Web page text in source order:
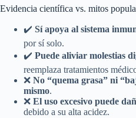
Evidencia científica vs. mitos
✔️ Sí apoya al sistema
por sí solo.
✔️ Puede aliviar molestias
reemplaza tratamientos
❌ No “quema grasa” ni
mismo.
❌ El uso excesivo puede
debido a su alta acidez.